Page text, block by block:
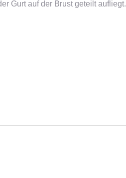
Gurt auf der Brust geteilt aufliegt.